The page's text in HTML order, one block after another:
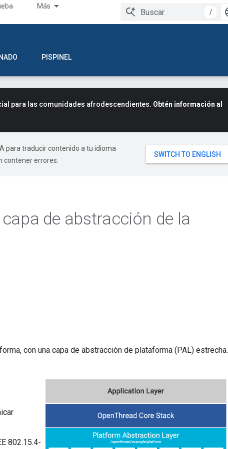
Más
/
PISPINEL
para las comunidades afrodescendientes. Obtén información al
para traducir contenido a tu idioma
contener errores.
de abstracción de la
con una capa de abstracción de plataforma (PAL) estrecha.
802.15.4-